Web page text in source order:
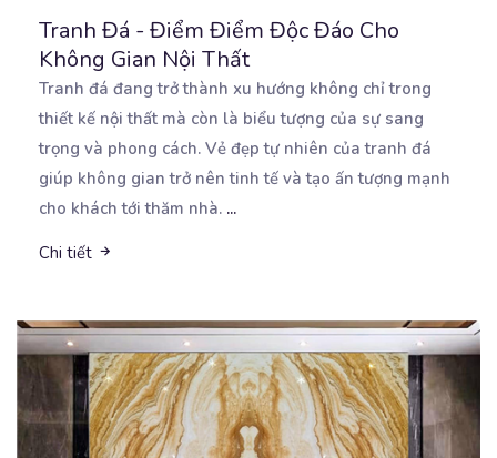
Tranh Đá - Điểm Điểm Độc Đáo Cho
Không Gian Nội Thất
Tranh đá đang trở thành xu hướng không chỉ trong
thiết kế nội thất mà còn là biểu tượng của sự sang
trọng và phong cách. Vẻ đẹp tự nhiên của tranh đá
giúp không gian trở nên tinh tế và tạo ấn tượng mạnh
cho khách tới thăm nhà. ...
Chi tiết